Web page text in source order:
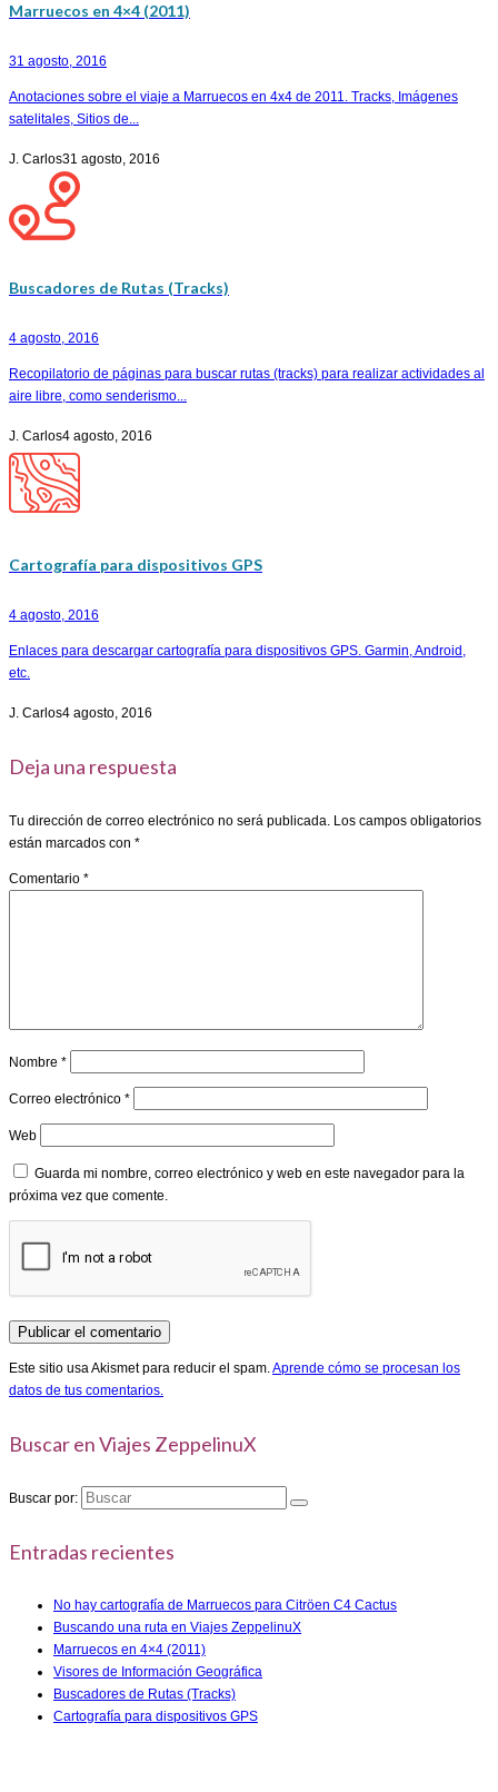
Marruecos en 4×4 (2011)
31 agosto, 2016
Anotaciones sobre el viaje a Marruecos en 4x4 de 2011. Tracks, Imágenes
satelitales, Sitios de...
J. Carlos31 agosto, 2016
Buscadores de Rutas (Tracks)
4 agosto, 2016
Recopilatorio de páginas para buscar rutas (tracks) para realizar actividades al
aire libre, como senderismo...
J. Carlos4 agosto, 2016
Cartografía para dispositivos GPS
4 agosto, 2016
Enlaces para descargar cartografía para dispositivos GPS. Garmin, Android,
etc.
J. Carlos4 agosto, 2016
Deja una respuesta
Tu dirección de correo electrónico no será publicada. Los campos obligatorios
están marcados con *
Comentario *
Nombre *
Correo electrónico *
Web
Guarda mi nombre, correo electrónico y web en este navegador para la
próxima vez que comente.
Este sitio usa Akismet para reducir el spam.Aprende cómo se procesan los
datos de tus comentarios.
Buscar en Viajes ZeppelinuX
Buscar por:
Entradas recientes
No hay cartografía de Marruecos para Citröen C4 Cactus
Buscando una ruta en Viajes ZeppelinuX
Marruecos en 4×4 (2011)
Visores de Información Geográfica
Buscadores de Rutas (Tracks)
Cartografía para dispositivos GPS